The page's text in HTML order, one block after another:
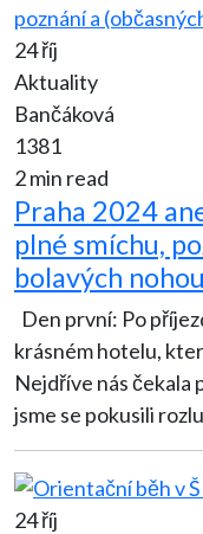
24 říj
Aktuality
Bančáková
1381
2 min read
Praha 2024
plné smíchu,
bolavých
krásném hotelu,
Nejdříve nás čekala
jsme se pokusili
24 říj